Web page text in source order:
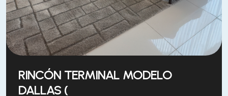
RINCÓN TERMINAL MODELO
DALLAS (